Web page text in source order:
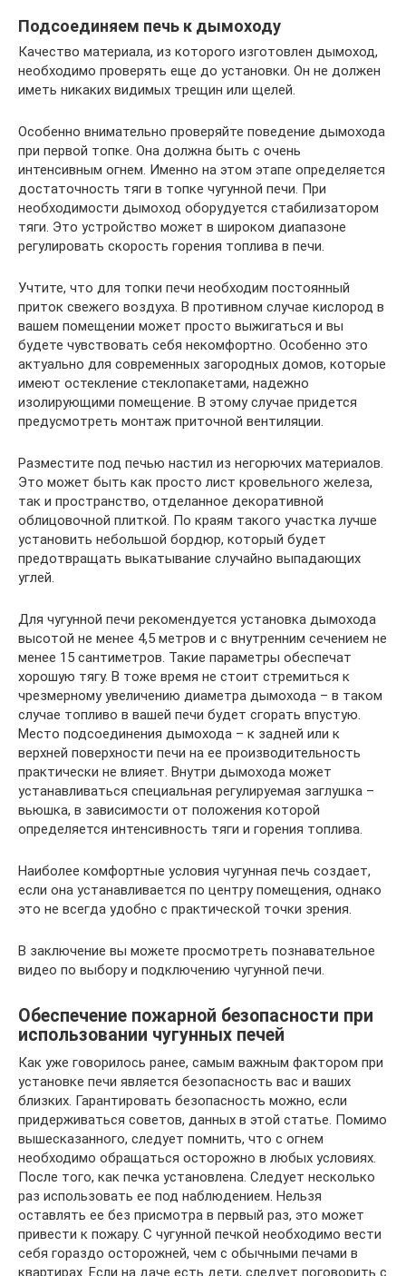
Подсоединяем печь к дымоходу
Качество материала, из которого изготовлен дымоход,
необходимо проверять еще до установки. Он не должен
иметь никаких видимых трещин или щелей.
Особенно внимательно проверяйте поведение дымохода
при первой топке. Она должна быть с очень
интенсивным огнем. Именно на этом этапе определяется
достаточность тяги в топке чугунной печи. При
необходимости дымоход оборудуется стабилизатором
тяги. Это устройство может в широком диапазоне
регулировать скорость горения топлива в печи.
Учтите, что для топки печи необходим постоянный
приток свежего воздуха. В противном случае кислород в
вашем помещении может просто выжигаться и вы
будете чувствовать себя некомфортно. Особенно это
актуально для современных загородных домов, которые
имеют остекление стеклопакетами, надежно
изолирующими помещение. В этому случае придется
предусмотреть монтаж приточной вентиляции.
Разместите под печью настил из негорючих материалов.
Это может быть как просто лист кровельного железа,
так и пространство, отделанное декоративной
облицовочной плиткой. По краям такого участка лучше
установить небольшой бордюр, который будет
предотвращать выкатывание случайно выпадающих
углей.
Для чугунной печи рекомендуется установка дымохода
высотой не менее 4,5 метров и с внутренним сечением не
менее 15 сантиметров. Такие параметры обеспечат
хорошую тягу. В тоже время не стоит стремиться к
чрезмерному увеличению диаметра дымохода – в таком
случае топливо в вашей печи будет сгорать впустую.
Место подсоединения дымохода – к задней или к
верхней поверхности печи на ее производительность
практически не влияет. Внутри дымохода может
устанавливаться специальная регулируемая заглушка –
вьюшка, в зависимости от положения которой
определяется интенсивность тяги и горения топлива.
Наиболее комфортные условия чугунная печь создает,
если она устанавливается по центру помещения, однако
это не всегда удобно с практической точки зрения.
В заключение вы можете просмотреть познавательное
видео по выбору и подключению чугунной печи.
Обеспечение пожарной безопасности при
использовании чугунных печей
Как уже говорилось ранее, самым важным фактором при
установке печи является безопасность вас и ваших
близких. Гарантировать безопасность можно, если
придерживаться советов, данных в этой статье. Помимо
вышесказанного, следует помнить, что с огнем
необходимо обращаться осторожно в любых условиях.
После того, как печка установлена. Следует несколько
раз использовать ее под наблюдением. Нельзя
оставлять ее без присмотра в первый раз, это может
привести к пожару. С чугунной печкой необходимо вести
себя гораздо осторожней, чем с обычными печами в
квартирах. Если на даче есть дети, следует поговорить с